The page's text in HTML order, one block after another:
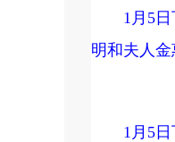
1月5
明和夫人
1月5